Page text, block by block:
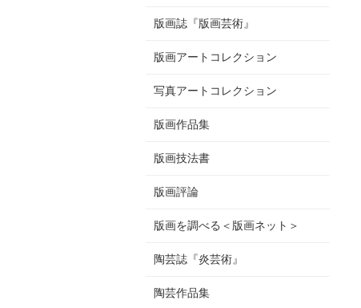
版画誌『版画芸術』
版画アートコレクション
写真アートコレクション
版画作品集
版画技法書
版画評論
版画を調べる＜版画ネット＞
陶芸誌『炎芸術』
陶芸作品集